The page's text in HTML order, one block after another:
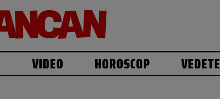
VIDEO HOROSCOP VEDETE